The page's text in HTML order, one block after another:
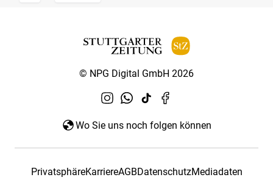
© NPG Digital GmbH 2026
Wo Sie uns noch folgen können
PrivatsphäreKarriereAGBDatenschutzMediadaten